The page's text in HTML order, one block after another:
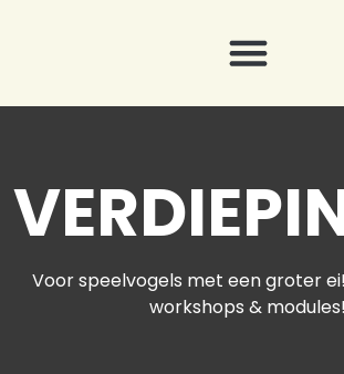
Voor speelvogels met een groter
workshops & modules!